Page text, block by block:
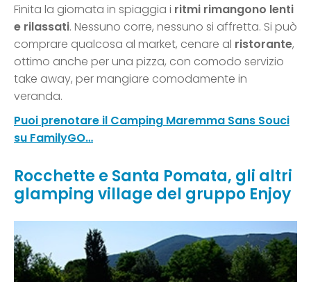
Finita la giornata in spiaggia i ritmi rimangono lenti
e rilassati. Nessuno corre, nessuno si affretta. Si può
comprare qualcosa al market, cenare al ristorante,
ottimo anche per una pizza, con comodo servizio
take away, per mangiare comodamente in
veranda.
Puoi prenotare il Camping Maremma Sans Souci
su FamilyGO…
Rocchette e Santa Pomata, gli altri
glamping village del gruppo Enjoy